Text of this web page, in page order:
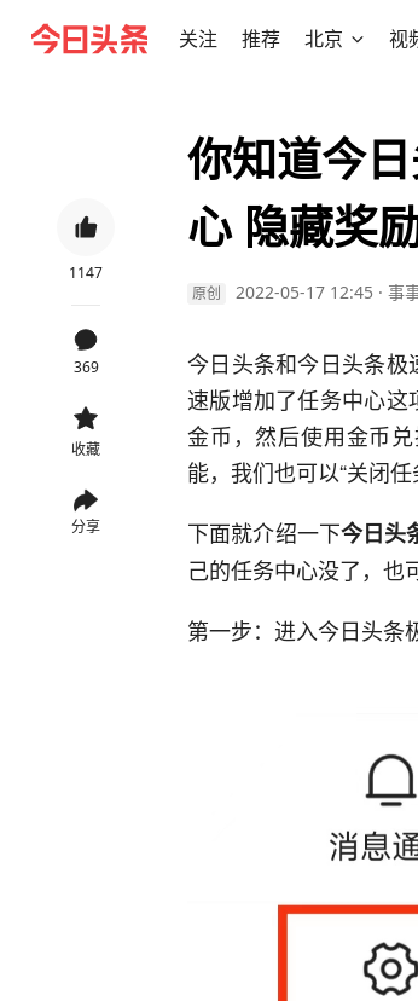
关注 推荐 北京 视
1147
369
收藏
分享
你知道今
心 隐藏奖
原创 2022-05-17 12:45 · 事
今日头条和今日头条
速版增加了任务中心
金币，然后使用金币
能，我们也可以“关闭任
下面就介绍一下今日头
己的任务中心没了，也
第一步：进入今日头条